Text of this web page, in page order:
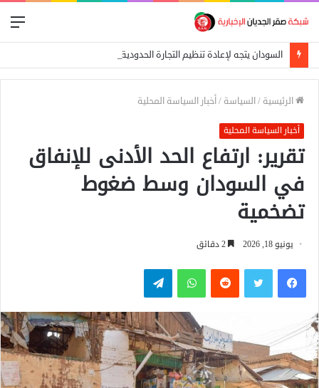
الرئيسية /السياسة /أخبار السياسة المحلية
أخبار السياسة المحلية
تقرير: ارتفاع الحد الأدنى للإنفاق
في السودان وسط ضغوط
تضخمية
يونيو 18, 2026
فيسبوكتويتر واتساب تيلقرام